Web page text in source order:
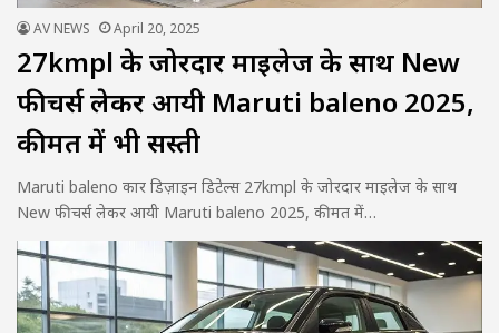
AV NEWS April 20, 2025
27kmpl के जोरदार माइलेज के साथ New
फीचर्स लेकर आयी Maruti baleno 2025,
कीमत में भी सस्ती
Maruti baleno कार डिज़ाइन डिटेल्स 27kmpl के जोरदार माइलेज के साथ
New फीचर्स लेकर आयी Maruti baleno 2025, कीमत में…